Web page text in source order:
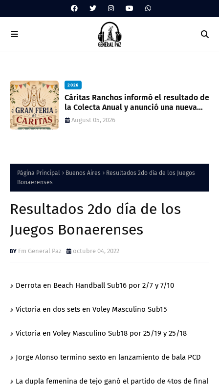
2026
Cáritas Ranchos informó el resultado de
la Colecta Anual y anunció una nueva
feria solidaria
August 05, 2026
Página Principal Buenos Aires
Resultados 2do día de los Juegos
Bonaerenses
Resultados 2do día de los
Juegos Bonaerenses
Fm General Paz octubre 04, 2022
♪ Derrota en Beach Handball Sub16 por 2/7 y 7/10
♪ Victoria en dos sets en Voley Masculino Sub15
♪ Victoria en Voley Masculino Sub18 por 25/19 y 25/18
♪ Jorge Alonso termino sexto en lanzamiento de bala PCD
♪ La dupla femenina de tejo ganó el partido de 4tos de final